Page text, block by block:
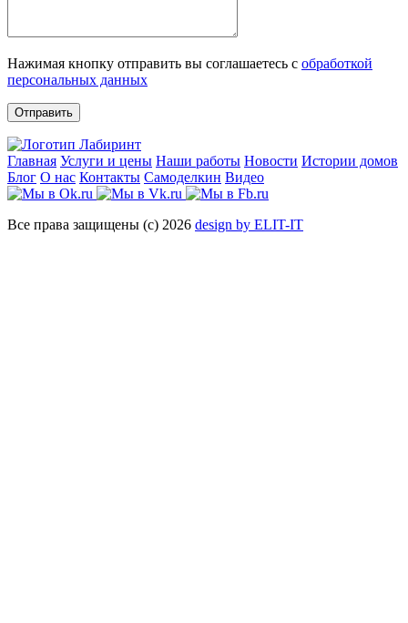
Нажимая кнопку отправить вы соглашаетесь с обработкой
персональных данных
Отправить
Главная Услуги и цены Наши работы Новости Истории домов
Блог О нас Контакты Самоделкин Видео
Все права защищены (с) 2026 design by ELIT-IT